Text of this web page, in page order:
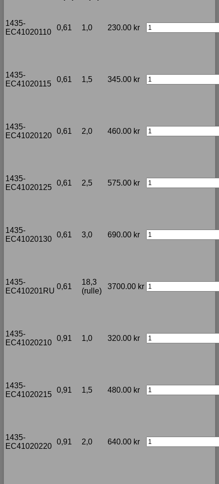
1435-
EC41020110
0,61 1,0 230.00 kr
1435-
EC41020115
0,61 1,5 345.00 kr
1435-
EC41020120
0,61 2,0 460.00 kr
1435-
EC41020125
0,61 2,5 575.00 kr
1435-
EC41020130
0,61 3,0 690.00 kr
1435-
EC410201RU
0,61
18,3
(rulle)
3700.00 kr
1435-
EC41020210
0,91 1,0 320.00 kr
1435-
EC41020215
0,91 1,5 480.00 kr
1435-
EC41020220
0,91 2,0 640.00 kr